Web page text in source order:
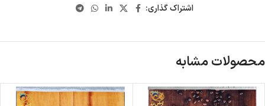
اشتراک گذاری:
محصولات مشابه